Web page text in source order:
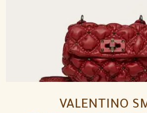
VALENTINO